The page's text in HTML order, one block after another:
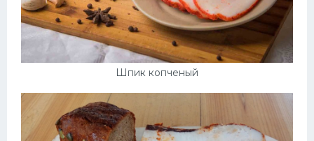
Шпик копченый